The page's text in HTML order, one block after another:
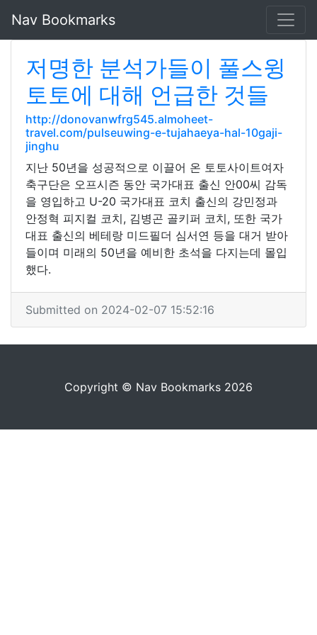
Nav Bookmarks
저명한 분석가들이 풀스윙
토토에 대해 언급한 것들
http://donovanwfrg545.almoheet-
travel.com/pulseuwing-e-tujahaeya-hal-10gaji-
jinghu
지난 50년을 성공적으로 이끌어 온 토토사이트여자
축구단은 오프시즌 동안 국가대표 출신 안00씨 감독
을 영입하고 U-20 국가대표 코치 출신의 강민정과
안정혁 피지컬 코치, 김병곤 골키퍼 코치, 또한 국가
대표 출신의 베테랑 미드필더 심서연 등을 대거 받아
들이며 미래의 50년을 예비한 초석을 다지는데 몰입
했다.
Submitted on 2024-02-07 15:52:16
Copyright © Nav Bookmarks 2026